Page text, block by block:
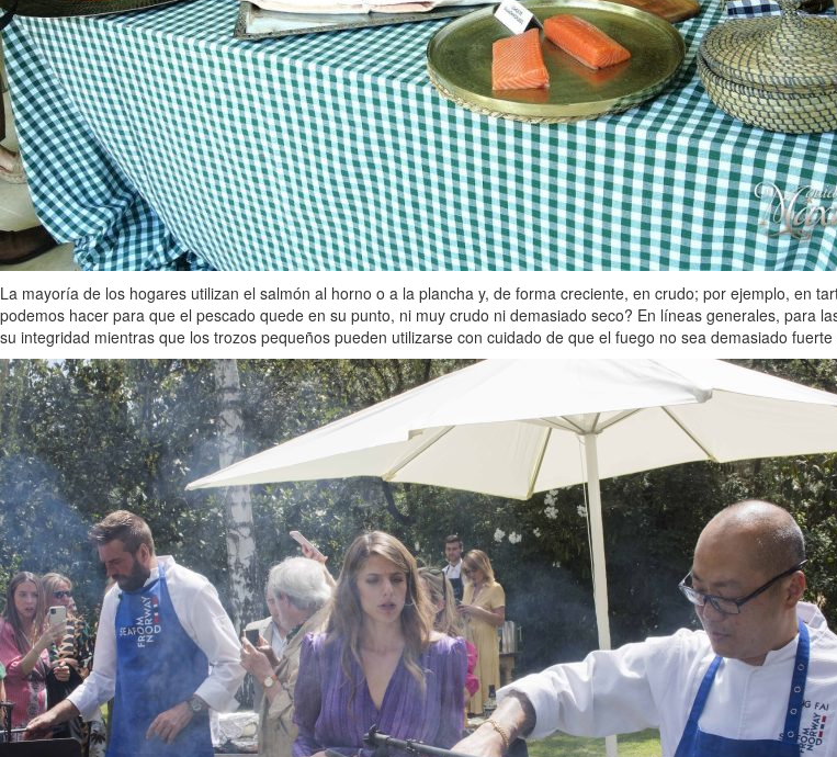
La mayoría de los hogares utilizan el salmón al horno o a la plancha y, de forma creciente, en crudo; por ejemplo, en
podemos hacer para que el pescado quede en su punto, ni muy crudo ni demasiado seco? En líneas generales, para
su integridad mientras que los trozos pequeños pueden utilizarse con cuidado de que el fuego no sea demasiado